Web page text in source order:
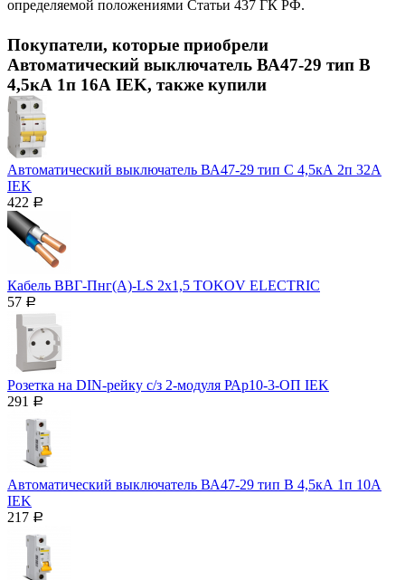
определяемой положениями Статьи 437 ГК РФ.
Покупатели, которые приобрели
Автоматический выключатель ВА47-29 тип B
4,5кА 1п 16А IEK, также купили
Автоматический выключатель ВА47-29 тип С 4,5кА 2п 32А
IEK
422 Р
Кабель ВВГ-Пнг(А)-LS 2х1,5 TOKOV ELECTRIC
57 Р
Розетка на DIN-рейку с/з 2-модуля РАр10-3-ОП IEK
291
Р
Автоматический выключатель ВА47-29 тип B 4,5кА 1п 10А
IEK
217 Р